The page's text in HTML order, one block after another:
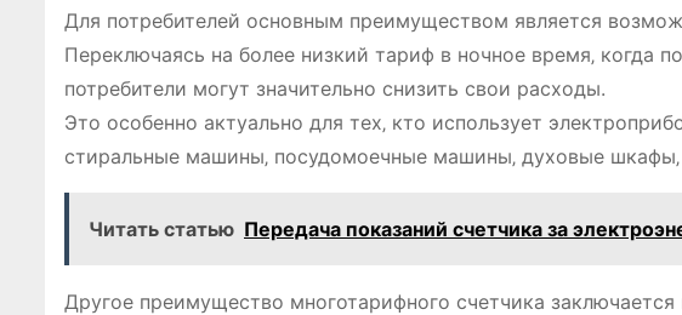
Для потребителей основным преимуществом является
Переключаясь на более низкий тариф в ночное время‚ когда
потребители могут значительно снизить свои расходы.
Это особенно актуально для тех‚ кто использует
стиральные машины‚ посудомоечные машины‚ духовые
Читать статью Передача показаний счетчика за
Другое преимущество многотарифного счетчика заключается